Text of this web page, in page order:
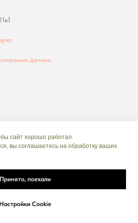
сайт хорошо работал.
вы соглашаетесь на обработку ваших
Принято, поехали
Настройки Cookie
данных